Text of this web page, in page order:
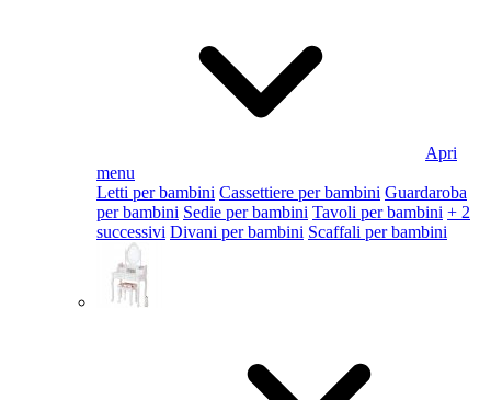
Apri
menu
Letti per bambini Cassettiere per bambini Guardaroba
per bambini Sedie per bambini Tavoli per bambini + 2
successivi Divani per bambini Scaffali per bambini